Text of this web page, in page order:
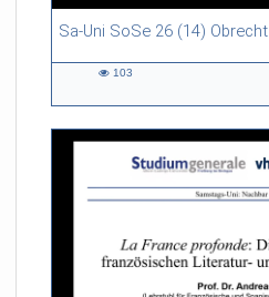
Sa-Uni SoSe 26 (14) Obrecht
46:53 duration
103